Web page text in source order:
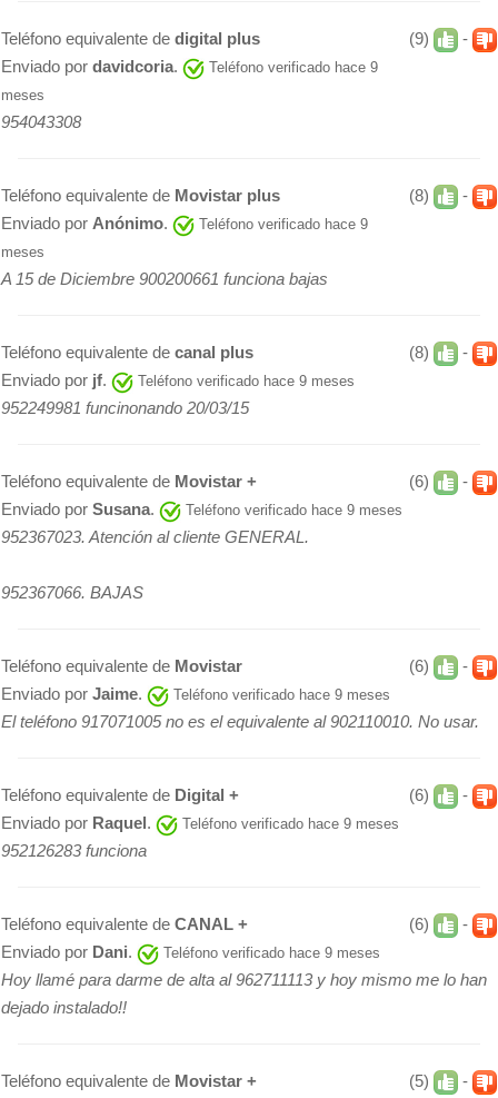
(9) -
Teléfono equivalente de digital plus
Enviado por davidcoria.
Teléfono verificado hace 9
meses
954043308
(8) -
Teléfono equivalente de Movistar plus
Enviado por Anónimo.
Teléfono verificado hace 9
meses
A 15 de Diciembre 900200661 funciona bajas
(8) -
Teléfono equivalente de canal plus
Enviado por jf. Teléfono verificado hace 9 meses
952249981 funcinonando 20/03/15
(6) -
Teléfono equivalente de Movistar +
Enviado por Susana. Teléfono verificado hace 9 meses
952367023. Atención al cliente GENERAL.
952367066. BAJAS
(6) -
Teléfono equivalente de Movistar
Enviado por Jaime. Teléfono verificado hace 9 meses
El teléfono 917071005 no es el equivalente al 902110010. No usar.
(6) -
Teléfono equivalente de Digital +
Enviado por Raquel . Teléfono verificado hace 9 meses
952126283 funciona
(6) -
Teléfono equivalente de CANAL +
Enviado por Dani. Teléfono verificado hace 9 meses
Hoy llamé para darme de alta al 962711113 y hoy mismo me lo han
dejado instalado!!
(5) -
Teléfono equivalente de Movistar +